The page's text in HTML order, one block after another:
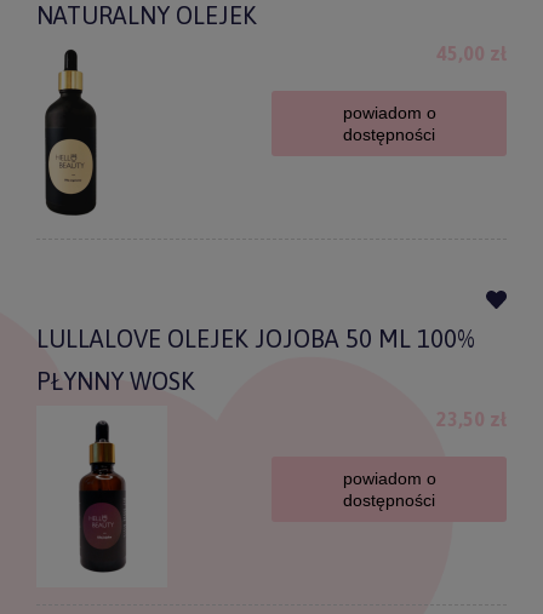
NATURALNY OLEJEK
45,00 zł
powiadom o
dostępności
LULLALOVE OLEJEK JOJOBA 50 ML 100%
PŁYNNY WOSK
23,50 zł
powiadom o
dostępności